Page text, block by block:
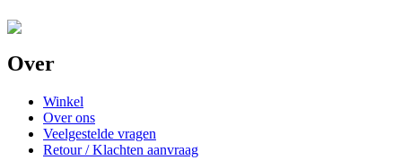
Over
Winkel
Over ons
Veelgestelde vragen
Retour / Klachten aanvraag